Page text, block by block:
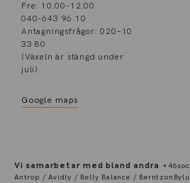
Fre: 10.00-12.00
040-643 96 10
Antagningsfrågor: 020–10
33 80
(Växeln är stängd under
juli)
Google maps
Vi samarbetar med bland andra
Antrop / Avidly / Belly Balance /